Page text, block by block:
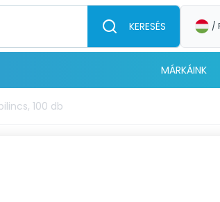
KERESÉS /
MÁRKÁINK
100 db